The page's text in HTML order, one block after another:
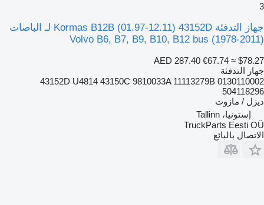
3
جهاز التدفئة Kormas B12B (01.97-12.11) 43152D لـ الباصات
Volvo B6, B7, B9, B10, B12 bus (1978-2011)
AED 287.40 €67.74 ≈ $78.27
جهاز التدفئة
43152D U4814 43150C 9810033A 11113279B 0130110002
504118296
ديزل / مازوت
إستونيا، Tallinn
TruckParts Eesti OÜ
الاتصال بالبائع